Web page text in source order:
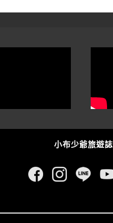
小布少爺旅遊誌